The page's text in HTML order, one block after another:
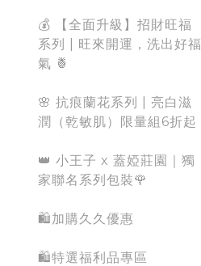
💰 【全面升級】招財旺福
系列 | 旺來開運，洗出好福
氣 🍍
🌸 抗痕蘭花系列 | 亮白滋
潤（乾敏肌）限量組6折起
👑 小王子 x 蓋婭莊園｜獨
家聯名系列包裝🌹
🛍️加購久久優惠
🛍特選福利品專區